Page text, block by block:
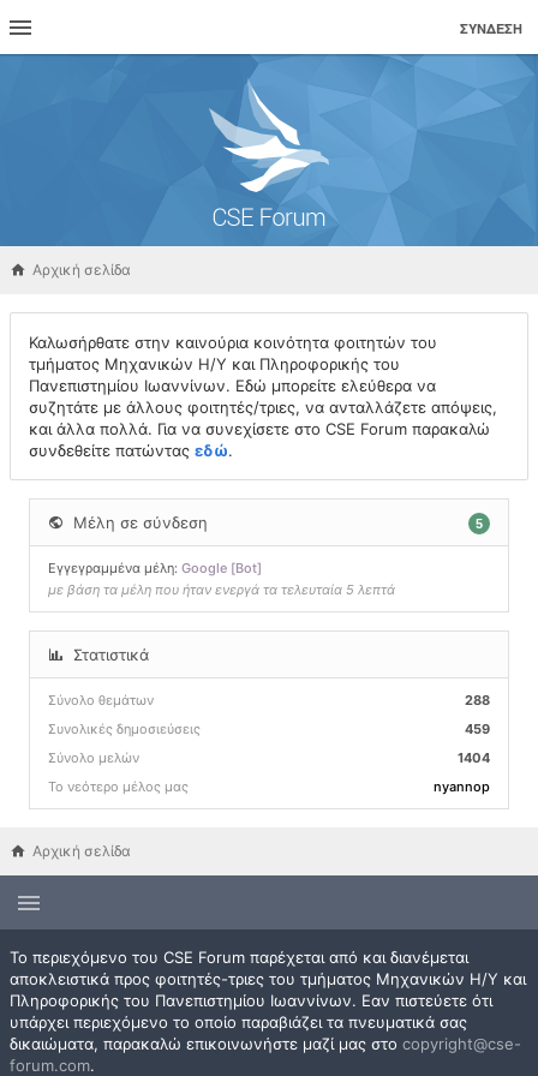
ΣΎΝΔΕΣΗ
Αρχική σελίδα
Καλωσήρθατε στην καινούρια κοινότητα φοιτητών του
τμήματος Μηχανικών Η/Υ και Πληροφορικής του
Πανεπιστημίου Ιωαννίνων. Εδώ μπορείτε ελεύθερα να
συζητάτε με άλλους φοιτητές/τριες, να ανταλλάζετε απόψεις,
και άλλα πολλά. Για να συνεχίσετε στο CSE Forum παρακαλώ
συνδεθείτε πατώντας εδώ.
Μέλη σε σύνδεση 5
Εγγεγραμμένα μέλη: Google [Bot]
με βάση τα μέλη που ήταν ενεργά τα τελευταία 5 λεπτά
Στατιστικά
Σύνολο θεμάτων
288
Συνολικές δημοσιεύσεις
459
Σύνολο μελών
1404
Το νεότερο μέλος μας
nyannop
Αρχική σελίδα
Το περιεχόμενο του CSE Forum παρέχεται από και διανέμεται
αποκλειστικά προς φοιτητές-τριες του τμήματος Μηχανικών Η/Υ και
Πληροφορικής του Πανεπιστημίου Ιωαννίνων. Εαν πιστεύετε ότι
υπάρχει περιεχόμενο το οποίο παραβιάζει τα πνευματικά σας
δικαιώματα, παρακαλώ επικοινωνήστε μαζί μας στο copyright@cse-
forum.com.